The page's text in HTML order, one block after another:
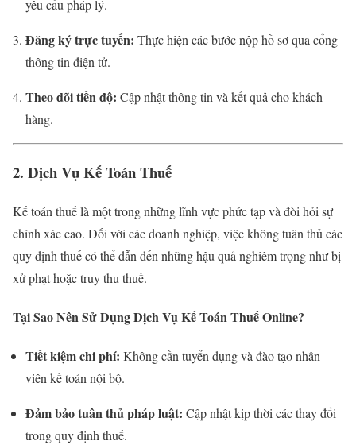
yêu cầu pháp lý.
Đăng ký trực tuyến: Thực hiện các bước nộp hồ sơ qua cổng
thông tin điện tử.
Theo dõi tiến độ: Cập nhật thông tin và kết quả cho khách
hàng.
2. Dịch Vụ Kế Toán Thuế
Kế toán thuế là một trong những lĩnh vực phức tạp và đòi hỏi sự
chính xác cao. Đối với các doanh nghiệp, việc không tuân thủ các
quy định thuế có thể dẫn đến những hậu quả nghiêm trọng như bị
xử phạt hoặc truy thu thuế.
Tại Sao Nên Sử Dụng Dịch Vụ Kế Toán Thuế Online?
Tiết kiệm chi phí: Không cần tuyển dụng và đào tạo nhân
viên kế toán nội bộ.
Đảm bảo tuân thủ pháp luật: Cập nhật kịp thời các thay đổi
trong quy định thuế.